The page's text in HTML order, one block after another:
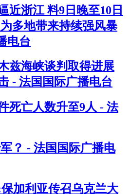
近浙江 料9日晚至10日
多地带来持续强风暴
电台
兹海峡谈判取得进展
- 法国国际广播电台
死亡人数升至9人 - 法
？ - 法国国际广播电
加利亚传召乌克兰大